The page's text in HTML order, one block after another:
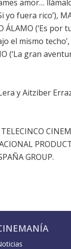
amor…
yo fuera rico’),
ÁLAMO (‘Es
el mismo
(‘La gran
y Aitziber
GROUP.